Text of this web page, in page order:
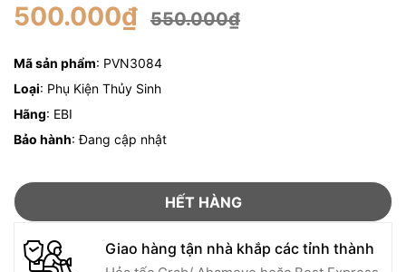
500.000₫ 550.000₫
Mã sản phẩm: PVN3084
Loại: Phụ Kiện Thủy Sinh
Hãng: EBI
Bảo hành: Đang cập nhật
HẾT HÀNG
Giao hàng tận nhà khắp các tỉnh thành